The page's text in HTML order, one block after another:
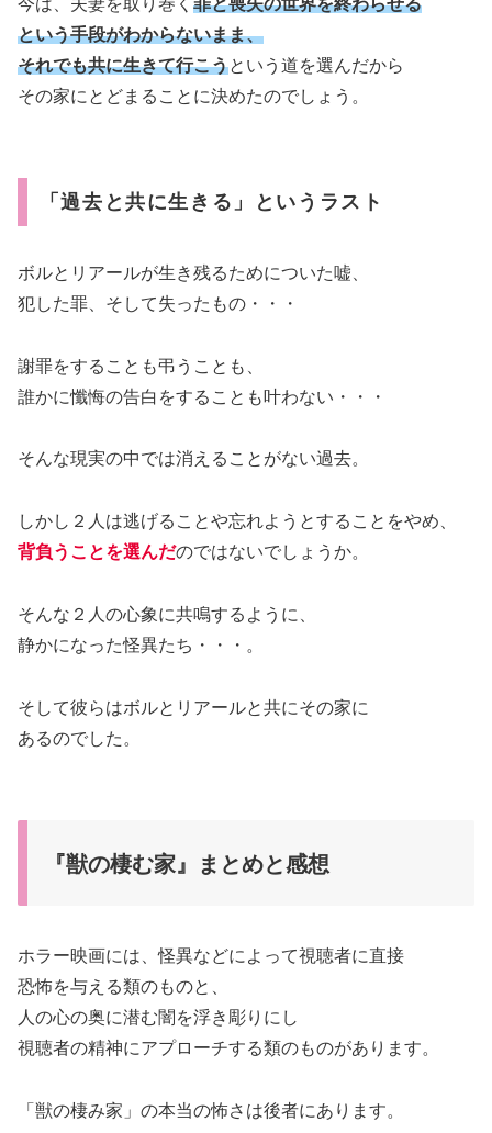
今は、夫妻を取り巻く 罪と喪失の世界を終わらせる
という手段がわからないまま、
それでも共に生きて行こうという道を選んだから
その家にとどまることに決めたのでしょう。
「過去と共に生きる」というラスト
ボルとリアールが生き残るためについた嘘、
犯した罪、そして失ったもの・・・
謝罪をすることも弔うことも、
誰かに懺悔の告白をすることも叶わない・・・
そんな現実の中では消えることがない過去。
しかし２人は逃げることや忘れようとすることをやめ、
背負うことを選んだのではないでしょうか。
そんな２人の心象に共鳴するように、
静かになった怪異たち・・・。
そして彼らはボルとリアールと共にその家に
あるのでした。
『獣の棲む家』まとめと感想
ホラー映画には、怪異などによって視聴者に直接
恐怖を与える類のものと、
人の心の奥に潜む闇を浮き彫りにし
視聴者の精神にアプローチする類のものがあります。
「獣の棲み家」の本当の怖さは後者にあります。